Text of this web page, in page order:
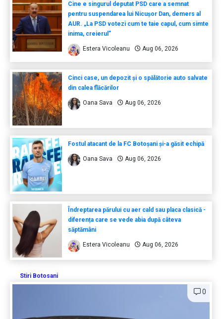
Cine e singurul deputat PSD care a semnat
pentru suspendarea lui Nicușor Dan, demers al
AUR. „La PSD votezi cum te taie capul, cum simte
inima, creierul”
Estera Vicoleanu Aug 06, 2026
Cinci case, un depozit și o spălătorie auto salvate
din calea flăcărilor
Oana Sava Aug 06, 2026
Fostul atacant de la FC Botoșani și-a găsit echipă
Oana Sava Aug 06, 2026
Îndreptarea părului cu aer cald sau placa clasică -
diferența care se vede abia după câteva
săptămâni
Estera Vicoleanu Aug 06, 2026
Stiri Botosani
0